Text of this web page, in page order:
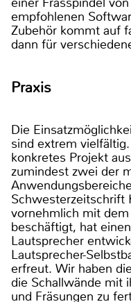
empfohlenen
Zubehör kommt auf
dann für
Praxis
Die
sind extrem
konkretes Projekt
zumindest zwei der
Schwesterzeitschrift
vornehmlich mit
beschäftigt, hat
Lautsprecher
Lautsprecher-
erfreut. Wir haben
die Schallwände mit
und Fräsungen zu